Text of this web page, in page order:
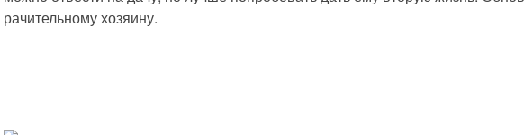
рачительному хозяину.